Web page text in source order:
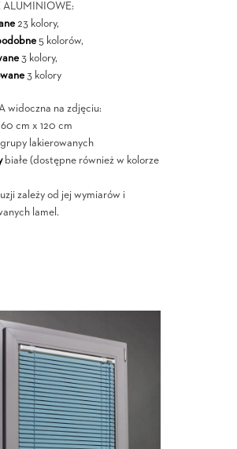
ALUMINIOWE:
23 kolory,
5 kolorów,
3 kolory,
3 kolory
widoczna na zdjęciu:
cm x 120 cm
lakierowanych
białe (dostępne również w kolorze
zależy od jej wymiarów i
lamel.